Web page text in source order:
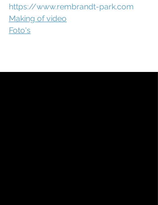
https://www.rembrandt-park.com
Making of video
Foto's